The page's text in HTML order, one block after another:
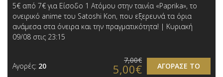
5€ από 7€ για Είσοδο 1 Ατόμου στην ταινία «Paprika», το
ονειρικό anime του Satoshi Kon, που εξερευνά τα όρια
ανάμεσα στα όνειρα και την πραγματικότητα! | Κυριακή
09/08 στις 23:15
Αγορές: 20 ΑΓΟΡΑΣΕ ΤΟ
7,00€
5,00€